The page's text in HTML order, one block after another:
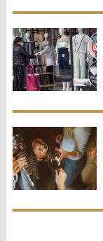
Πλοήγηση
άρθρων